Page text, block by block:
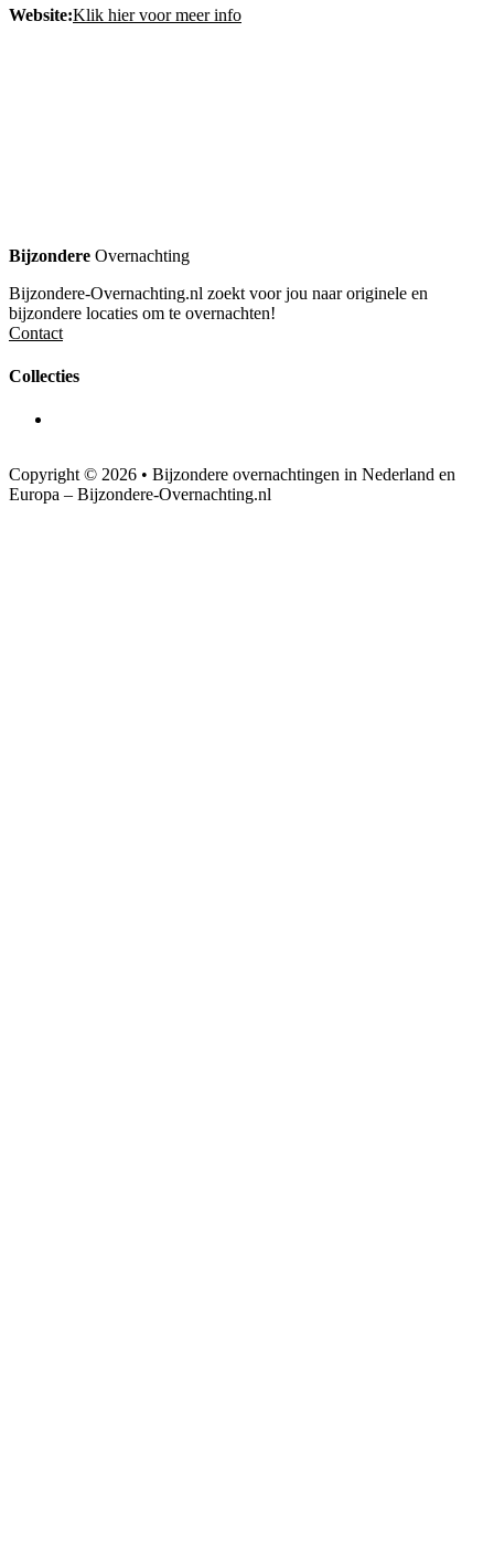
Website:Klik hier voor meer info
Collecties
Bijzondere Overnachting
Bijzondere-Overnachting.nl zoekt voor jou naar originele en
bijzondere locaties om te overnachten!
Contact
Copyright © 2026 • Bijzondere overnachtingen in Nederland en
Europa – Bijzondere-Overnachting.nl